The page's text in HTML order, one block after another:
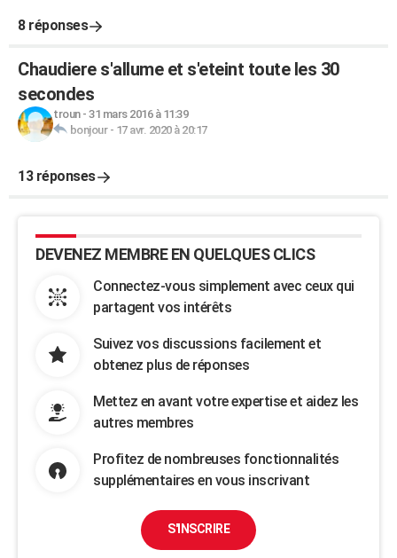
8 réponses
Chaudiere s'allume et s'eteint toute les 30
secondes
troun- 31 mars 2016 à 11:39
bonjour- 17 avr. 2020 à 20:17
13 réponses
DEVENEZ MEMBRE EN QUELQUES CLICS
Connectez-vous simplement avec ceux qui
partagent vos intérêts
Suivez vos discussions facilement et
obtenez plus de réponses
Mettez en avant votre expertise et aidez les
autres membres
Profitez de nombreuses fonctionnalités
supplémentaires en vous inscrivant
S'INSCRIRE